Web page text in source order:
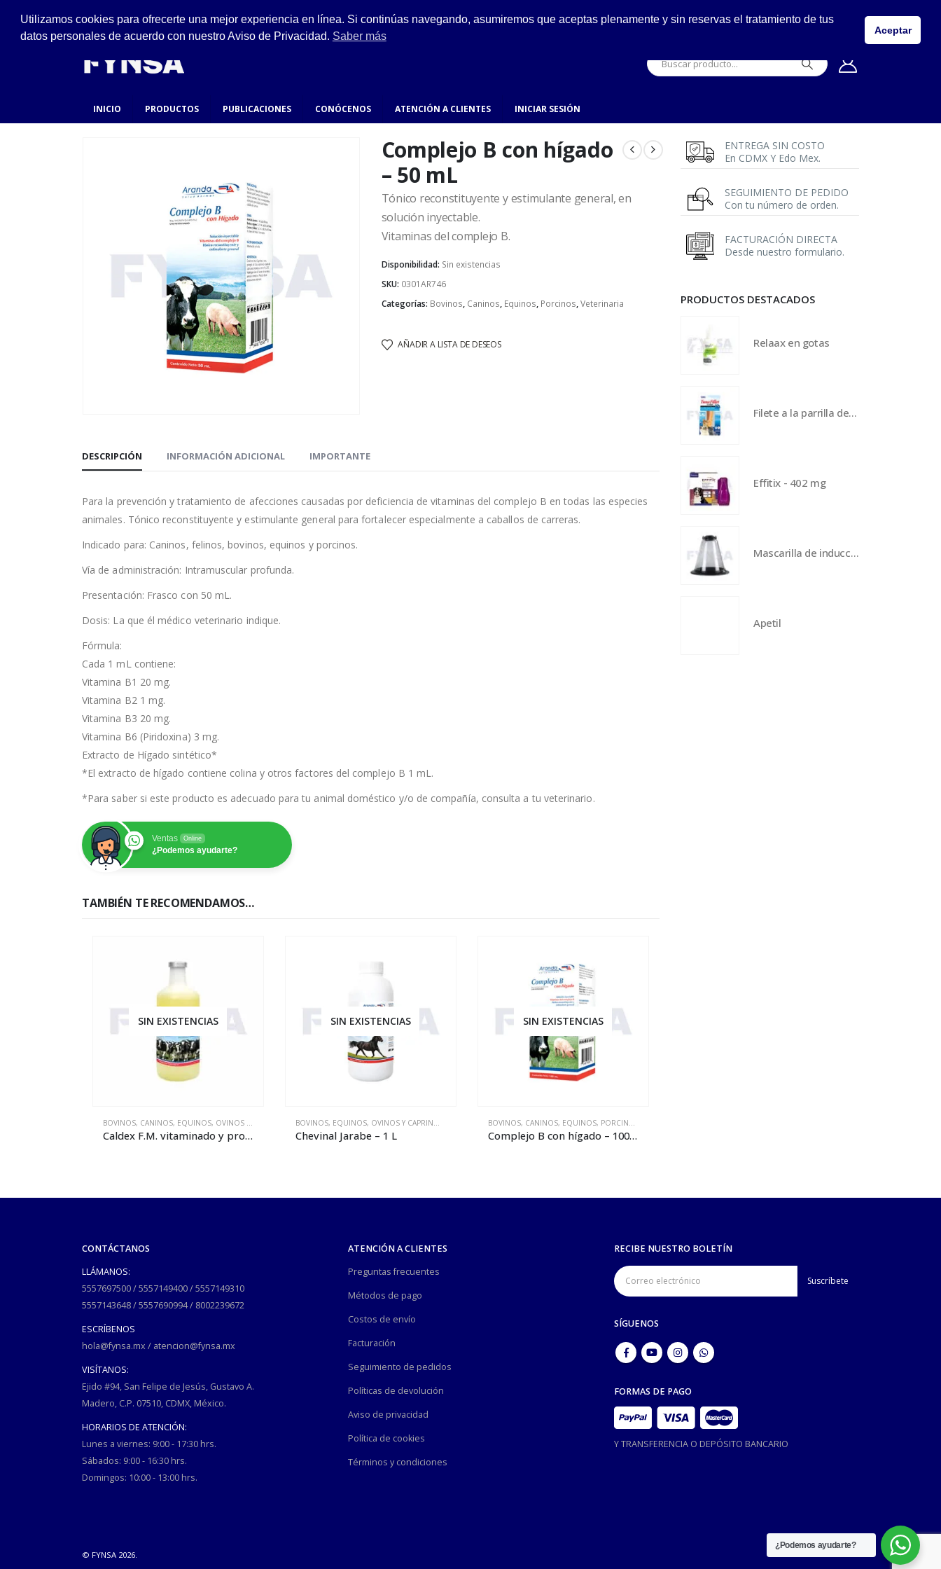
Ejido #94, San Felipe de Jesús, Gustavo A. Madero. hola@fynsa.mx 5557149400
INICIO PRODUCTOS PUBLICACIONES CONÓCENOS ATENCIÓN A CLIENTES INICIAR SESIÓN
Complejo B con hígado
– 50 mL
Tónico reconstituyente y estimulante general, en
solución inyectable.
Vitaminas del complejo B.
Disponibilidad: Sin existencias
SKU: 0301AR746
Categorías: Bovinos, Caninos, Equinos, Porcinos,Veterinaria
AÑADIR A LISTA DE DESEOS
DESCRIPCIÓN INFORMACIÓN ADICIONAL IMPORTANTE
Para la prevención y tratamiento de afecciones causadas por deficiencia de vitaminas del complejo B en todas las especies
animales. Tónico reconstituyente y estimulante general para fortalecer especialmente a caballos de carreras.
Indicado para: Caninos, felinos, bovinos, equinos y porcinos.
Vía de administración: Intramuscular profunda.
Presentación: Frasco con 50 mL.
Dosis: La que él médico veterinario indique.
Fórmula:
Cada 1 mL contiene:
Vitamina B1 20 mg.
Vitamina B2 1 mg.
Vitamina B3 20 mg.
Vitamina B6 (Piridoxina) 3 mg.
Extracto de Hígado sintético*
*El extracto de hígado contiene colina y otros factores del complejo B 1 mL.
*Para saber si este producto es adecuado para tu animal doméstico y/o de compañía, consulta a tu veterinario.
Ventas Online
¿Podemos ayudarte?
TAMBIÉN TE RECOMENDAMOS…
SIN EXISTENCIAS
BOVINOS, CANINOS, EQUINOS, OVINOS Y CAPRINOS PORCINOS ,VETERINARIA
Caldex F.M. vitaminado y proteinizado – 100 mL
SIN EXISTENCIAS
BOVINOS, EQUINOS, OVINOS Y CAPRINOS ,VETERINARIA
Chevinal Jarabe – 1 L
SIN EXISTENCIAS
BOVINOS, CANINOS, EQUINOS, PORCINOS
Complejo B con hígado – 100 mL
ENTREGA SIN COSTO
En CDMX Y Edo Mex.
SEGUIMIENTO DE PEDIDO
Con tu número de orden.
FACTURACIÓN DIRECTA
Desde nuestro formulario.
PRODUCTOS DESTACADOS
Relaax en gotas
Filete a la parrilla de atún en caldo de vieiras
Effitix - 402 mg
Mascarilla de inducción de anestesia XL
Apetil
CONTÁCTANOS
LLÁMANOS:
5557697500/5557149400/5557149310
5557143648/5557690994/ 8002239672
ESCRÍBENOS
hola@fynsa.mx / atencion@fynsa.mx
VISÍTANOS:
Ejido #94, San Felipe de Jesús, Gustavo A.
Madero, C.P. 07510, CDMX, México.
HORARIOS DE ATENCIÓN:
Lunes a viernes: 9:00 - 17:30 hrs.
Sábados: 9:00 - 16:30 hrs.
Domingos: 10:00 - 13:00 hrs.
ATENCIÓN A CLIENTES
Preguntas frecuentes
Métodos de pago
Costos de envío
Facturación
Seguimiento de pedidos
Políticas de devolución
Aviso de privacidad
Política de cookies
Términos y condiciones
RECIBE NUESTRO BOLETÍN
SÍGUENOS
FORMAS DE PAGO
Y TRANSFERENCIA O DEPÓSITO BANCARIO
© FYNSA 2026.
¿Podemos ayudarte?
Utilizamos cookies para ofrecerte una mejor experiencia en línea. Si continúas navegando, asumiremos que aceptas plenamente y sin reservas el tratamiento de tus
datos personales de acuerdo con nuestro Aviso de Privacidad. Saber más Aceptar